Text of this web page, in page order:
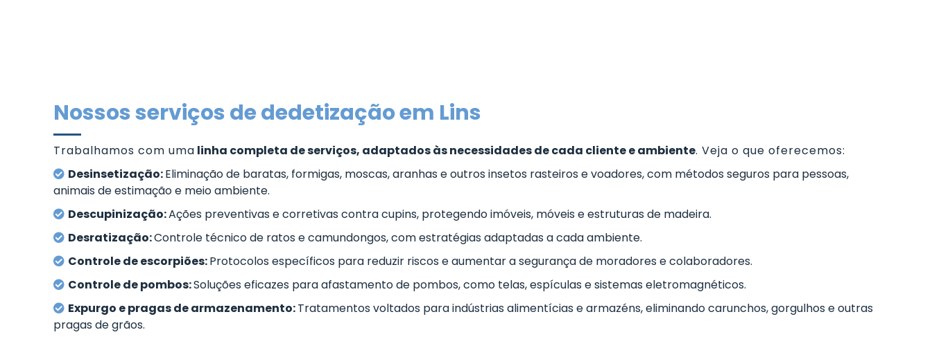
Nossos serviços de dedetização em Lins
Trabalhamos com uma linha completa de serviços, adaptados às necessidades de cada cliente e ambiente. Veja o que oferecemos:
Desinsetização:Eliminação de baratas, formigas, moscas, aranhas e outros insetos rasteiros e voadores, com métodos seguros para pessoas,
animais de estimação e meio ambiente.
Descupinização:Ações preventivas e corretivas contra cupins, protegendo imóveis, móveis e estruturas de madeira.
Desratização:Controle técnico de ratos e camundongos, com estratégias adaptadas a cada ambiente.
Controle de escorpiões:Protocolos específicos para reduzir riscos e aumentar a segurança de moradores e colaboradores.
Controle de pombos:Soluções eficazes para afastamento de pombos, como telas, espículas e sistemas eletromagnéticos.
Expurgo e pragas de armazenamento:Tratamentos voltados para indústrias alimentícias e armazéns, eliminando carunchos, gorgulhos e outras
pragas de grãos.